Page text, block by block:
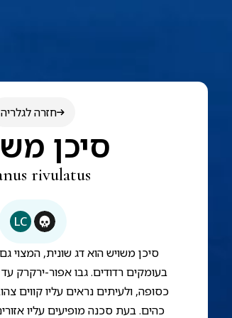
חזרה לגלריה
סיכן
rivulatus
LC
סיכן משויש הוא דג שונית, המצוי
בעומקים רדודים. גבו אפור-ירקרק
כסופה, ולעיתים נראים עליו קווים
כהים. בעת סכנה מופיעים עליו